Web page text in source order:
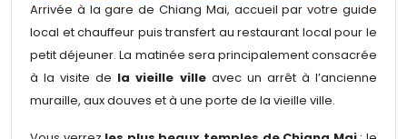
Arrivée à la gare de Chiang Mai, accueil par votre guide
local et chauffeur puis transfert au restaurant local pour le
petit déjeuner. La matinée sera principalement consacrée
à la visite de la vieille villeavec un arrêt à l’ancienne
muraille, aux douves et à une porte de la vieille ville.